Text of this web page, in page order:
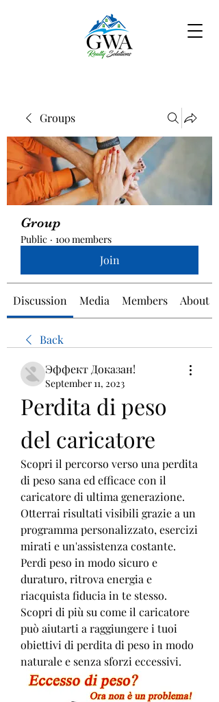
Groups
Group
Public · 100 members
Join
Discussion Media Members About
Back
Эффект Доказан!
September 11, 2023
Perdita di peso
del caricatore
Scopri il percorso verso una perdita
di peso sana ed efficace con il
caricatore di ultima generazione.
Otterrai risultati visibili grazie a un
programma personalizzato, esercizi
mirati e un'assistenza costante.
Perdi peso in modo sicuro e
duraturo, ritrova energia e
riacquista fiducia in te stesso.
Scopri di più su come il caricatore
può aiutarti a raggiungere i tuoi
obiettivi di perdita di peso in modo
naturale e senza sforzi eccessivi.